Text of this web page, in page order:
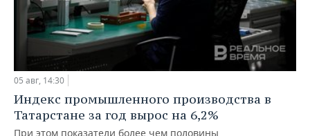
05 авг, 14:30
Индекс промышленного производства в
Татарстане за год вырос на 6,2%
При этом показатели более чем половины